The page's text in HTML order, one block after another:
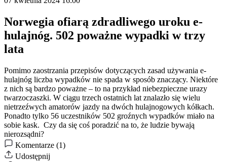
Norwegia ofiarą zdradliwego uroku e-
hulajnóg. 502 poważne wypadki w trzy
lata
Pomimo zaostrzania przepisów dotyczących zasad używania e-
hulajnóg liczba wypadków nie spada w sposób znaczący. Niektóre
z nich są bardzo poważne – to na przykład niebezpieczne urazy
twarzoczaszki. W ciągu trzech ostatnich lat znalazło się wielu
nietrzeźwych amatorów jazdy na dwóch hulajnogowych kółkach.
Ponadto tylko 56 uczestników 502 groźnych wypadków miało na
sobie kask. Czy da się coś poradzić na to, że ludzie bywają
nierozsądni?
Komentarze (1)
Udostępnij